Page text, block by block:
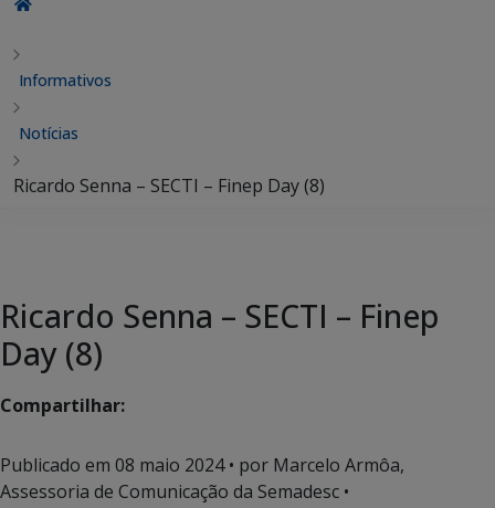
Informativos
Notícias
Ricardo Senna – SECTI – Finep Day (8)
Ricardo Senna – SECTI – Finep
Day (8)
Compartilhar:
Publicado em 08 maio 2024• por Marcelo Armôa,
Assessoria de Comunicação da Semadesc •